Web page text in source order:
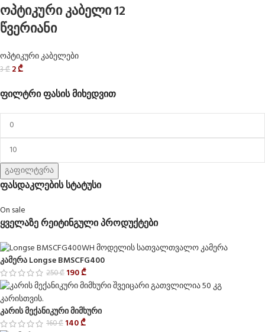
ფილტრი ფასის მიხედვით
გაფილტვრა
ფასდაკლების სტატუსი
On sale
ყველაზე რეიტინგული პროდუქტები
კამერა Longse BMSCFG400
250₾ 190₾
კარის მექანიკური მიმხური
160₾ 140₾
ოპტიკური კაბელი 12
წვერიანი
ოპტიკური კაბელები
3₾ 2₾